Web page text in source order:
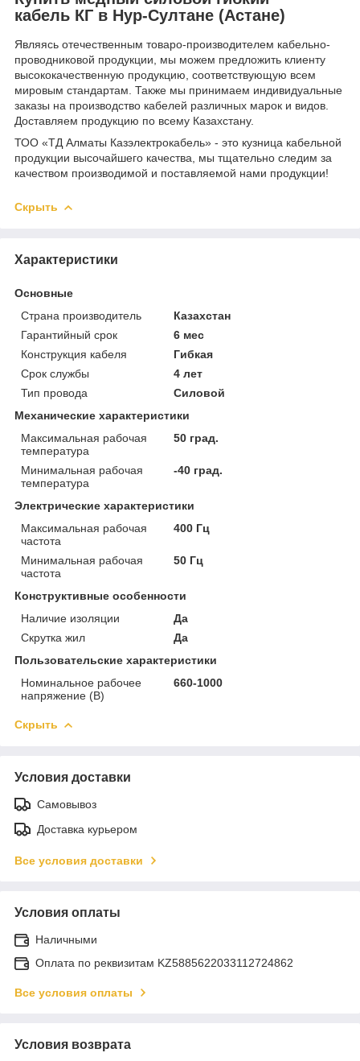
кабель КГ в Нур-Султане (Астане)
Являясь отечественным товаро-производителем кабельно-
проводниковой продукции, мы можем предложить клиенту
высококачественную продукцию, соответствующую всем
мировым стандартам. Также мы принимаем индивидуальные
заказы на производство кабелей различных марок и видов.
Доставляем продукцию по всему Казахстану.
ТОО «ТД Алматы Казэлектрокабель» - это кузница кабельной
продукции высочайшего качества, мы тщательно следим за
качеством производимой и поставляемой нами продукции!
Скрыть
Характеристики
Основные
Страна производитель
Казахстан
Гарантийный срок
6 мес
Конструкция кабеля
Гибкая
Срок службы
4 лет
Тип провода
Силовой
Механические характеристики
Максимальная рабочая
температура
50 град.
Минимальная рабочая
температура
-40 град.
Электрические характеристики
Максимальная рабочая
частота
400 Гц
Минимальная рабочая
частота
50 Гц
Конструктивные особенности
Наличие изоляции
Да
Скрутка жил
Да
Пользовательские характеристики
Номинальное рабочее
напряжение (В)
660-1000
Скрыть
Условия доставки
Самовывоз
Доставка курьером
Все условия доставки
Условия оплаты
Наличными
Оплата по реквизитам KZ5885622033112724862
Все условия оплаты
Условия возврата